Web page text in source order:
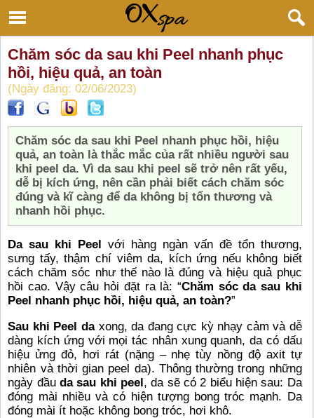
Chăm sóc da sau khi Peel nhanh phục
hồi, hiệu quả, an toàn
(Ngày đăng: 02/06/2023)
Chăm sóc da sau khi Peel nhanh phục hồi, hiệu
quả, an toàn là thắc mắc của rất nhiều người sau
khi peel da. Vì da sau khi peel sẽ trở nên rất yếu,
dễ bị kích ứng, nên cần phải biết cách chăm sóc
đúng và kĩ càng để da không bị tổn thương và
nhanh hồi phục.
Da sau khi Peel với hàng ngàn vấn đề tổn thương,
sưng tấy, thậm chí viêm da, kích ứng nếu không biết
cách chăm sóc như thế nào là đúng và hiệu quả phục
hồi cao. Vậy câu hỏi đặt ra là: “Chăm sóc da sau khi
Peel nhanh phục hồi, hiệu quả, an toàn?”
Sau khi Peel daxong, da đang cực kỳ nhạy cảm và dễ
dàng kích ứng với mọi tác nhân xung quanh, da có dấu
hiệu ửng đỏ, hơi rát (nặng – nhẹ tùy nồng độ axit tự
nhiên và thời gian peel da). Thông thường trong những
ngày đầuda sau khi peel, da sẽ có 2 biểu hiện sau: Da
đóng mài nhiều và có hiện tượng bong tróc mạnh. Da
đóng mài ít hoặc không bong tróc, hơi khô.